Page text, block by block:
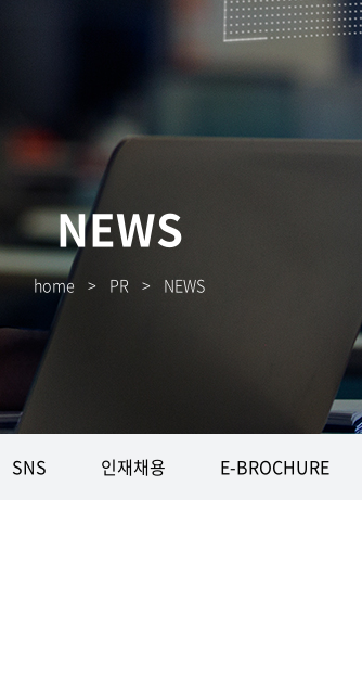
NEWS
home > PR > NEWS
SNS 인재채용 E-BROCHURE